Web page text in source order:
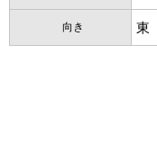
向き 東